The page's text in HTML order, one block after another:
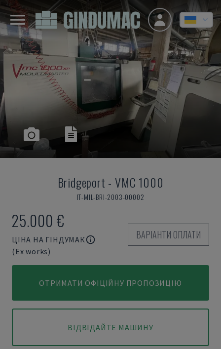
Bridgeport - VMC 1000
IT-MIL-BRI-2003-00002
25.000 €
ЦІНА НА ГІНДУМАК
(Ex works)
ВАРІАНТИ ОПЛАТИ
ОТРИМАТИ ОФІЦІЙНУ ПРОПОЗИЦІЮ
ВІДВІДАЙТЕ МАШИНУ